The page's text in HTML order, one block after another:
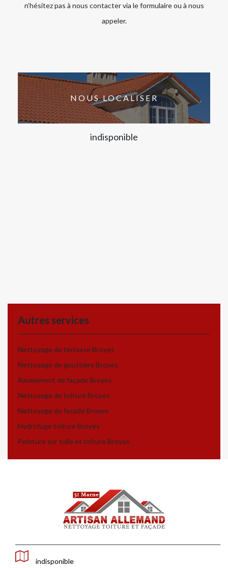
n’hésitez pas à nous contacter via le formulaire ou à nous
appeler.
NOUS LOCALISER
indisponible
Autres services
Nettoyage de terrasse Broyes
Nettoyage de gouttière Broyes
Ravalement de façade Broyes
Nettoyage de toiture Broyes
Nettoyage de façade Broyes
Hydrofuge toiture Broyes
Peinture sur tuile et toiture Broyes
indisponible